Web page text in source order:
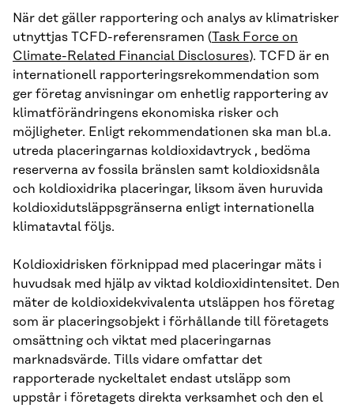
När det gäller rapportering och analys av klimatrisker
utnyttjas TCFD-referensramen (Task Force on
Climate-Related Financial Disclosures). TCFD är en
internationell rapporteringsrekommendation som
ger företag anvisningar om enhetlig rapportering av
klimatförändringens ekonomiska risker och
möjligheter. Enligt rekommendationen ska man bl.a.
utreda placeringarnas koldioxidavtryck , bedöma
reserverna av fossila bränslen samt koldioxidsnåla
och koldioxidrika placeringar, liksom även huruvida
koldioxidutsläppsgränserna enligt internationella
klimatavtal följs.
Koldioxidrisken förknippad med placeringar mäts i
huvudsak med hjälp av viktad koldioxidintensitet. Den
mäter de koldioxidekvivalenta utsläppen hos företag
som är placeringsobjekt i förhållande till företagets
omsättning och viktat med placeringarnas
marknadsvärde. Tills vidare omfattar det
rapporterade nyckeltalet endast utsläpp som
uppstår i företagets direkta verksamhet och den el